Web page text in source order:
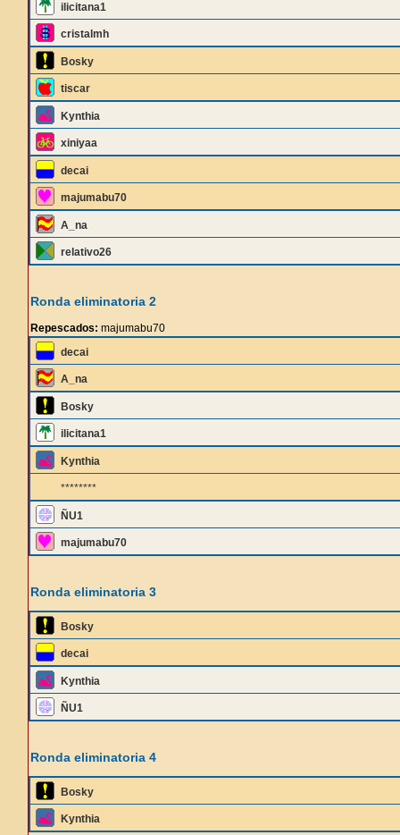
ilicitana1
cristalmh
Bosky
tiscar
Kynthia
xiniyaa
decai
majumabu70
A_na
relativo26
Ronda eliminatoria 2
Repescados: majumabu70
decai
A_na
Bosky
ilicitana1
Kynthia
********
ÑU1
majumabu70
Ronda eliminatoria 3
Bosky
decai
Kynthia
ÑU1
Ronda eliminatoria 4
Bosky
Kynthia